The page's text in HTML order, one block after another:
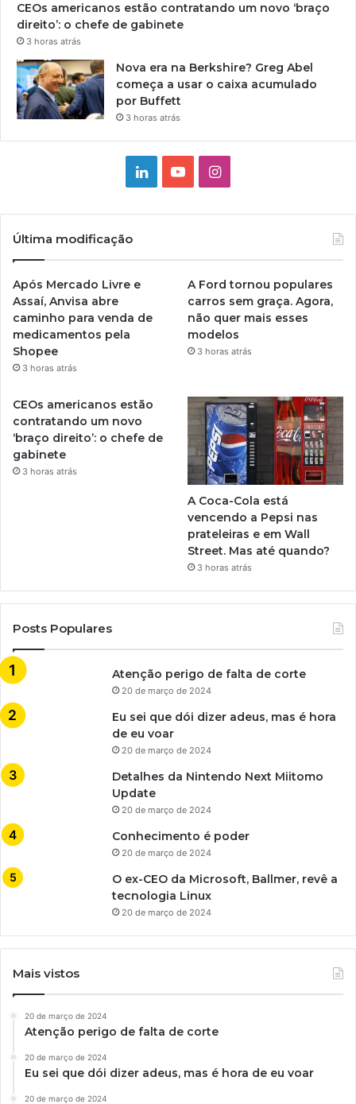
CEOs americanos estão contratando um novo ‘braço
direito’: o chefe de gabinete
3 horas atrás
Nova era na Berkshire? Greg Abel
começa a usar o caixa acumulado
por Buffett
3 horas atrás
LinkedinYouTubeInstagram
Última modificação
Após Mercado Livre e
Assaí, Anvisa abre
caminho para venda de
medicamentos pela
Shopee
3 horas atrás
A Ford tornou populares
carros sem graça. Agora,
não quer mais esses
modelos
3 horas atrás
CEOs americanos estão
contratando um novo
‘braço direito’: o chefe de
gabinete
3 horas atrás
A Coca-Cola está
vencendo a Pepsi nas
prateleiras e em Wall
Street. Mas até quando?
3 horas atrás
Posts Populares
Atenção perigo de falta de corte
20 de março de 2024
Eu sei que dói dizer adeus, mas é hora
de eu voar
20 de março de 2024
Detalhes da Nintendo Next Miitomo
Update
20 de março de 2024
Conhecimento é poder
20 de março de 2024
O ex-CEO da Microsoft, Ballmer, revê a
tecnologia Linux
20 de março de 2024
Mais vistos
20 de março de 2024
Atenção perigo de falta de corte
20 de março de 2024
Eu sei que dói dizer adeus, mas é hora de eu voar
20 de março de 2024